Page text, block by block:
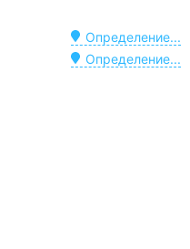
Определение...
Определение...